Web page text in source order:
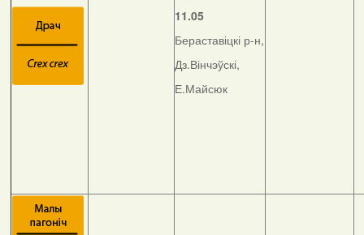
11.05
Бераставіцкі р-н,
Дз.Вінчэўскі,
Е.Майсюк